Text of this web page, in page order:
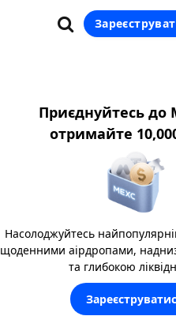
Приєднуйтесь до
отримайте
Насолоджуйтесь
щоденними аірдропами,
та глибокою